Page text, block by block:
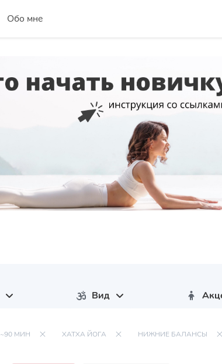
Обо мне
Вид
~90 МИН ХАТХА ЙОГА НИЖНИЕ БАЛАНСЫ